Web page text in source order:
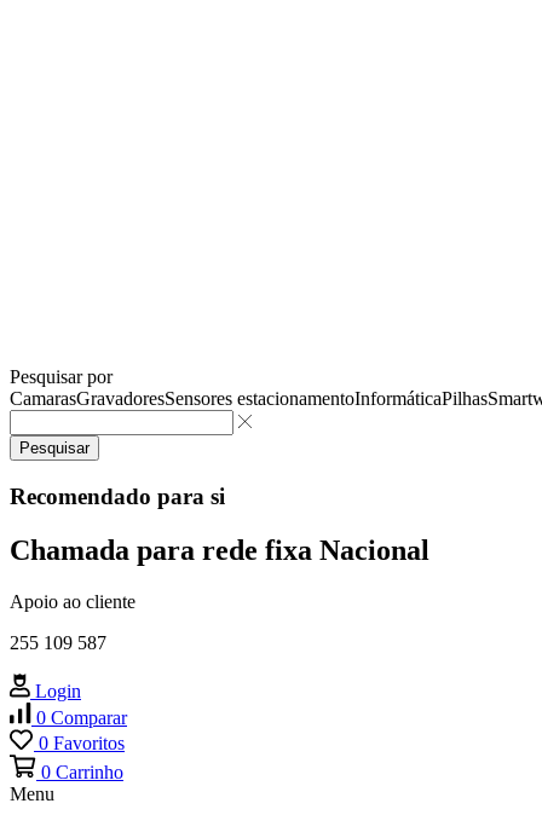
Pesquisar por
CamarasGravadoresSensores estacionamentoInformáticaPilhas
Pesquisar
Recomendado para si
Chamada para rede fixa Nacional
Apoio ao cliente
255 109 587
Login
0 Comparar
0 Favoritos
0 Carrinho
Menu